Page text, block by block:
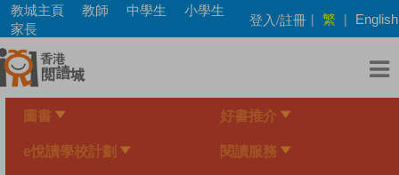
Skip
main
content
教城主頁 教師 中學生
小學生
家長
登入/註冊 | 繁 | English
圖書 好書推介
e悅讀學校計劃 閱讀服務